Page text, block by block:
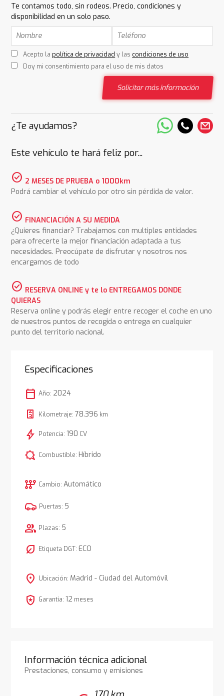
Te contamos todo, sin rodeos. Precio, condiciones y
disponibilidad en un solo paso.
Acepto la política de privacidad y las condiciones de uso
Doy mi consentimiento para el uso de mis datos
Solicitar más información
¿Te ayudamos?
Este vehículo te hará feliz por...
check_circle 2 MESES DE PRUEBA o 1000km
Podrá cambiar el vehículo por otro sin pérdida de valor.
check_circle FINANCIACIÓN A SU MEDIDA
¿Quieres financiar? Trabajamos con multiples entidades
para ofrecerte la mejor financiación adaptada a tus
necesidades. Preocúpate de disfrutar y nosotros nos
encargamos de todo
check_circle RESERVA ONLINE y te lo ENTREGAMOS DONDE
QUIERAS
Reserva online y podrás elegir entre recoger el coche en uno
de nuestros puntos de recogida o entrega en cualquier
punto del territorio nacional.
Especificaciones
calendar_today Año: 2024
Kilometraje: 78.396 km
bolt Potencia: 190 CV
comic_bubble Combustible: Híbrido
auto_transmission Cambio: Automático
Puertas: 5
group Plazas: 5
nest_eco_leaf Etiqueta DGT: ECO
location_on Ubicación: Madrid - Ciudad del Automóvil
local_police Garantía: 12 meses
Información técnica adicional
Prestaciones, consumo y emisiones